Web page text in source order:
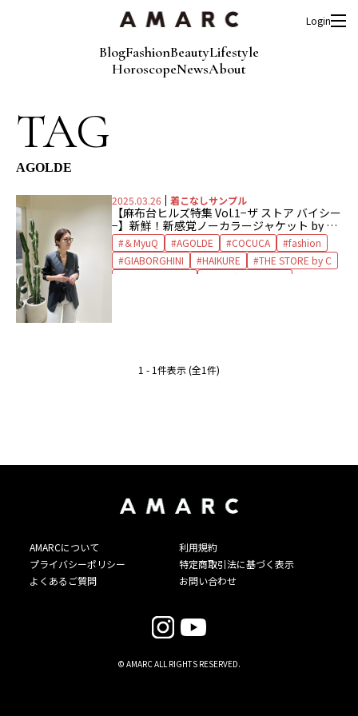
BlogFashionBeautyLifestyle
HoroscopeNewsAbout
Login
TAG
AGOLDE
2025.03.26 着こなしサンプル
【麻布台ヒルズ特集 Vol.1−ザ ストア バイシー
−】新鮮！新感覚ノーカラージャケット by 大
草直子
＆MyuQ AGOLDE COCUCA
fashion
GIABORGHINI
HAIKURE
THE STORE by C
エーゴールドイー
1 - 1件表示 (全1件)
AMARCについて
利用規約
プライバシーポリシー
特定商取引法に基づく表示
よくあるご質問
お問い合わせ
© AMARC ALL RIGHTS RESERVED.